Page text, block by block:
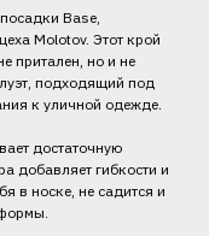
Base,
Molotov. Этот крой
притален, но и не
подходящий под
к уличной одежде.
достаточную
добавляет гибкости и
в носке, не садится и